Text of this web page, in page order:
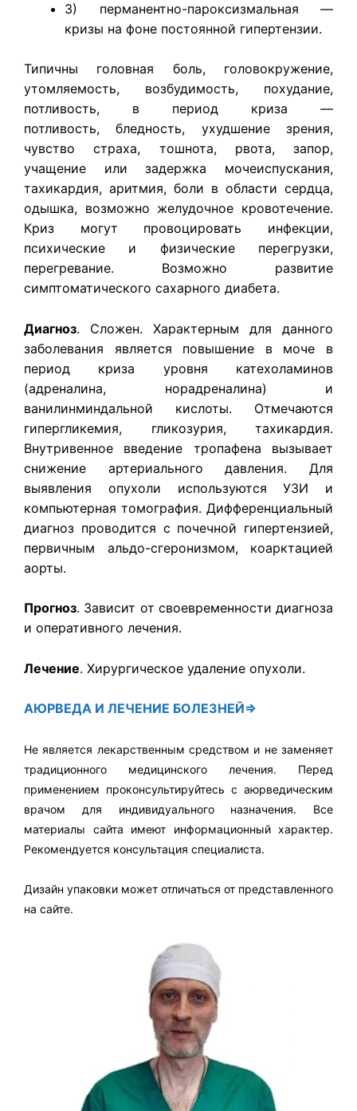
3) перманентно-пароксизмальная —
кризы на фоне постоянной гипертензии.
Типичны головная боль, головокружение,
утомляемость, возбудимость, похудание,
потливость, в период криза —
потливость, бледность, ухудшение зрения,
чувство страха, тошнота, рвота, запор,
учащение или задержка мочеиспускания,
тахикардия, аритмия, боли в области сердца,
одышка, возможно желудочное кровотечение.
Криз могут провоцировать инфекции,
психические и физические перегрузки,
перегревание. Возможно развитие
симптоматического сахарного диабета.
Диагноз. Сложен. Характерным для данного
заболевания является повышение в моче в
период криза уровня катехоламинов
(адреналина, норадреналина) и
ванилинминдальной кислоты. Отмечаются
гипергликемия, гликозурия, тахикардия.
Внутривенное введение тропафена вызывает
снижение артериального давления. Для
выявления опухоли используются УЗИ и
компьютерная томография. Дифференциальный
диагноз проводится с почечной гипертензией,
первичным альдо-сгеронизмом, коарктацией
аорты.
Прогноз. Зависит от своевременности диагноза
и оперативного лечения.
Лечение. Хирургическое удаление опухоли.
АЮРВЕДА И ЛЕЧЕНИЕ БОЛЕЗНЕЙ⇒
Не является лекарственным средством и не заменяет
традиционного медицинского лечения. Перед
применением проконсультируйтесь с аюрведическим
врачом для индивидуального назначения. Все
материалы сайта имеют информационный характер.
Рекомендуется консультация специалиста.
Дизайн упаковки может отличаться от представленного
на сайте.